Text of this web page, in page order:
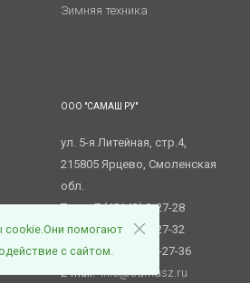
Зимняя техника
ООО "САМАШ РУ"
ул. 5-я Литейная, стр.4,
215805 Ярцево, Смоленская
обл.
Тел.: +7 (48143) 3-27-28
Тел.: +7 (48143) 3-27-32
Факс. +7 (48143) 3-27-36
E-mail:info@samasz.ru
помогают
с сайтом.